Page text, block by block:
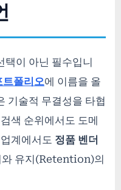
택이 아닌 필수입니
트폴리오에 이름을 올
기술적 무결성을 타협
색 순위에서도 도메
계에서도 정품 벤더
와 유지(Retention)의